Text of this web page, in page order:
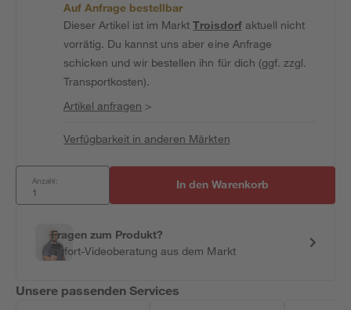
Auf Anfrage bestellbar
Dieser Artikel ist im MarktTroisdorfaktuell nicht
vorrätig. Du kannst uns aber eine Anfrage
schicken und wir bestellen ihn für dich (ggf. zzgl.
Transportkosten).
Artikel anfragen >
Verfügbarkeit in anderen Märkten
Anzahl: In den Warenkorb
Fragen zum Produkt?
Sofort-Videoberatung aus dem Markt
Unsere passenden Services